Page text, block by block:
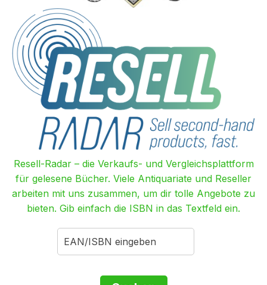
Resell-Radar – die Verkaufs- und Vergleichsplattform
für gelesene Bücher. Viele Antiquariate und Reseller
arbeiten mit uns zusammen, um dir tolle Angebote zu
bieten. Gib einfach die ISBN in das Textfeld ein.